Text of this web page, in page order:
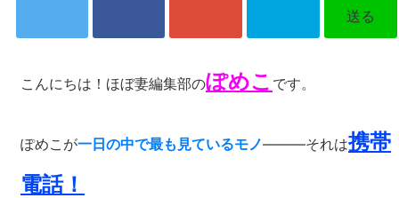
こんにちは！ほぼ妻編集部のぽめこ です。
ぽめこが一日の中で最も見ているモノ―――それは携帯
電話！